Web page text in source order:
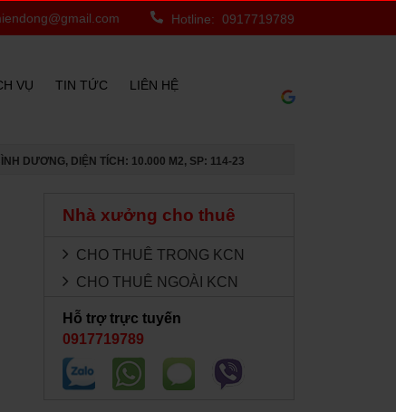
Hotline: 0917719789
VỤ TIN TỨC LIÊN HỆ
DƯƠNG, DIỆN TÍCH: 10.000 M2, SP: 114-23
Nhà xưởng cho thuê
CHO THUÊ TRONG KCN
CHO THUÊ NGOÀI KCN
Hỗ trợ trực tuyến
0917719789